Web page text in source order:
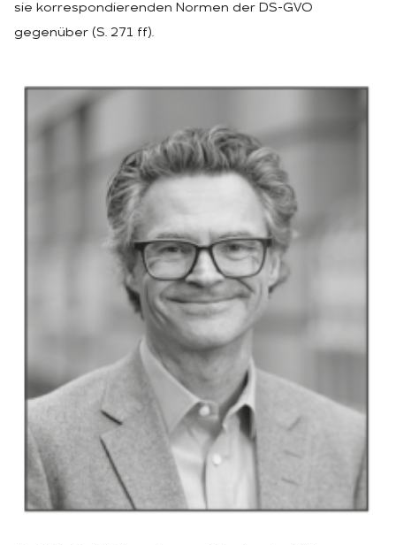
sie korrespondierenden Normen der DS-GVO
gegenüber (S. 271 ff).